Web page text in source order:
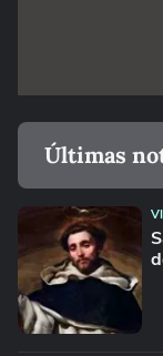
Últimas